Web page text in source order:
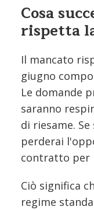
Cosa
rispetta
Il mancato
giugno
Le domande
saranno
di riesame.
perderai
contratto per
Ciò significa
regime